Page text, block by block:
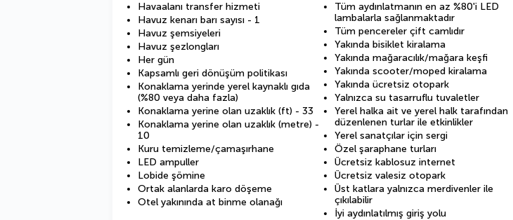
Havaalanı transfer hizmeti
Havuz kenarı barı sayısı - 1
Havuz şemsiyeleri
Havuz şezlongları
Her gün
Kapsamlı geri dönüşüm politikası
Konaklama yerinde yerel kaynaklı gıda
(%80 veya daha fazla)
Konaklama yerine olan uzaklık (ft) - 33
Konaklama yerine olan uzaklık (metre) -
10
Kuru temizleme/çamaşırhane
LED ampuller
Lobide şömine
Ortak alanlarda karo döşeme
Otel yakınında at binme olanağı
Tüm aydınlatmanın en az %80'i LED
lambalarla sağlanmaktadır
Tüm pencereler çift camlıdır
Yakında bisiklet kiralama
Yakında mağaracılık/mağara keşfi
Yakında scooter/moped kiralama
Yakında ücretsiz otopark
Yalnızca su tasarruflu tuvaletler
Yerel halka ait ve yerel halk tarafından
düzenlenen turlar ile etkinlikler
Yerel sanatçılar için sergi
Özel şaraphane turları
Ücretsiz kablosuz internet
Ücretsiz valesiz otopark
Üst katlara yalnızca merdivenler ile
çıkılabilir
İyi aydınlatılmış giriş yolu